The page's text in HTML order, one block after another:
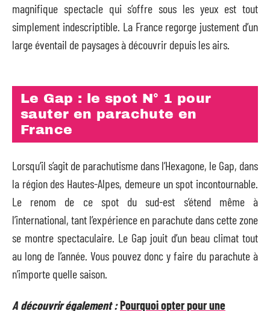
magnifique spectacle qui s’offre sous les yeux est tout
simplement indescriptible. La France regorge justement d’un
large éventail de paysages à découvrir depuis les airs.
Le Gap : le spot N° 1 pour
sauter en parachute en
France
Lorsqu’il s’agit de parachutisme dans l’Hexagone, le Gap, dans
la région des Hautes-Alpes, demeure un spot incontournable.
Le renom de ce spot du sud-est s’étend même à
l’international, tant l’expérience en parachute dans cette zone
se montre spectaculaire. Le Gap jouit d’un beau climat tout
au long de l’année. Vous pouvez donc y faire du parachute à
n’importe quelle saison.
A découvrir également :Pourquoi opter pour une